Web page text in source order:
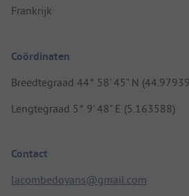
Frankrijk
Coördinaten
Breedtegraad 44° 58' 45" N
Lengtegraad 5° 9' 48" E (5.163588)
Contact
lacombedoyans@gmail.com